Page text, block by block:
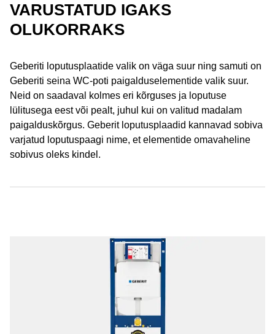
VARUSTATUD IGAKS
OLUKORRAKS
Geberiti loputusplaatide valik on väga suur ning samuti on
Geberiti seina WC-poti paigalduselementide valik suur.
Neid on saadaval kolmes eri kõrguses ja loputuse
lülitusega eest või pealt, juhul kui on valitud madalam
paigalduskõrgus. Geberit loputusplaadid kannavad sobiva
varjatud loputuspaagi nime, et elementide omavaheline
sobivus oleks kindel.